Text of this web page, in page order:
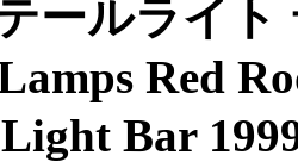
ールライト
Red
Bar